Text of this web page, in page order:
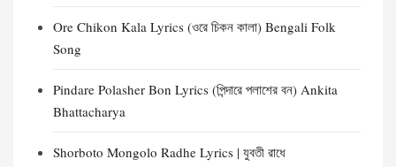
Ore Chikon Kala Lyrics (ওরে চিকন কালা) Bengali Folk
Song
Pindare Polasher Bon Lyrics (পিন্দারে পলাশের বন) Ankita
Bhattacharya
Shorboto Mongolo Radhe Lyrics | যুবতী রাধে